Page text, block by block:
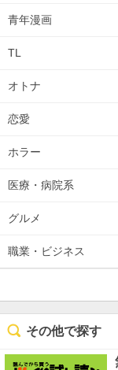
青年漫画
TL
オトナ
恋愛
ホラー
医療・病院系
グルメ
職業・ビジネス
その他で探す